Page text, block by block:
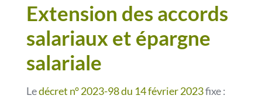
Extension des accords
salariaux et épargne
salariale
Ledécret n° 2023-98 du 14 février 2023fixe :